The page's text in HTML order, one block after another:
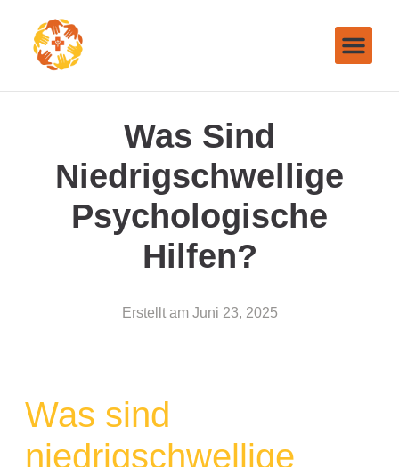
Was Sind
Niedrigschwellige
Psychologische
Hilfen?
Erstellt am Juni 23, 2025
Was sind
niedrigschwellige